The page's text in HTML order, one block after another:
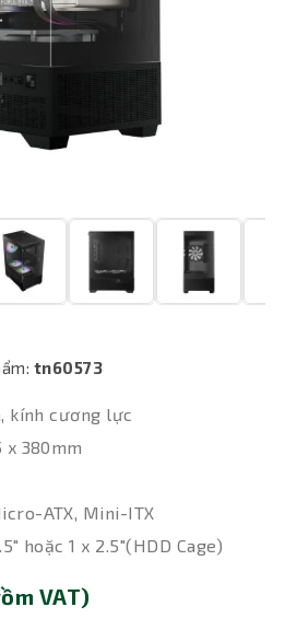
tn60573
kính cương lực
x 380mm
ATX, Mini-ITX
hoặc 1 x 2.5"(HDD Cage)
VAT)